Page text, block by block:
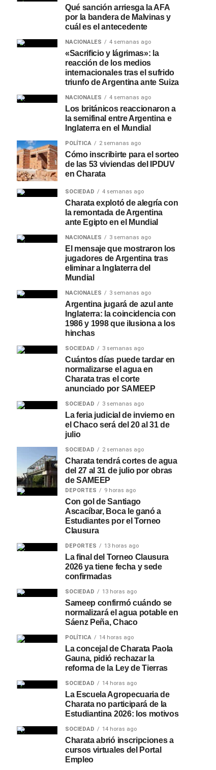
Qué sanción arriesga la AFA
por la bandera de Malvinas y
cuál es el antecedente
NACIONALES 4 semanas ago
«Sacrificio y lágrimas»: la
reacción de los medios
internacionales tras el sufrido
triunfo de Argentina ante Suiza
NACIONALES 4 semanas ago
Los británicos reaccionaron a
la semifinal entre Argentina e
Inglaterra en el Mundial
POLÍTICA 2 semanas ago
Cómo inscribirte para el sorteo
de las 53 viviendas del IPDUV
en Charata
SOCIEDAD 4 semanas ago
Charata explotó de alegría con
la remontada de Argentina
ante Egipto en el Mundial
NACIONALES 3 semanas ago
El mensaje que mostraron los
jugadores de Argentina tras
eliminar a Inglaterra del
Mundial
NACIONALES 3 semanas ago
Argentina jugará de azul ante
Inglaterra: la coincidencia con
1986 y 1998 que ilusiona a los
hinchas
SOCIEDAD 3 semanas ago
Cuántos días puede tardar en
normalizarse el agua en
Charata tras el corte
anunciado por SAMEEP
SOCIEDAD 3 semanas ago
La feria judicial de invierno en
el Chaco será del 20 al 31 de
julio
SOCIEDAD 2 semanas ago
Charata tendrá cortes de agua
del 27 al 31 de julio por obras
de SAMEEP
DEPORTES 9 horas ago
Con gol de Santiago
Ascacíbar, Boca le ganó a
Estudiantes por el Torneo
Clausura
DEPORTES 13 horas ago
La final del Torneo Clausura
2026 ya tiene fecha y sede
confirmadas
SOCIEDAD 13 horas ago
Sameep confirmó cuándo se
normalizará el agua potable en
Sáenz Peña, Chaco
POLÍTICA 14 horas ago
La concejal de Charata Paola
Gauna, pidió rechazar la
reforma de la Ley de Tierras
SOCIEDAD 14 horas ago
La Escuela Agropecuaria de
Charata no participará de la
Estudiantina 2026: los motivos
SOCIEDAD 14 horas ago
Charata abrió inscripciones a
cursos virtuales del Portal
Empleo